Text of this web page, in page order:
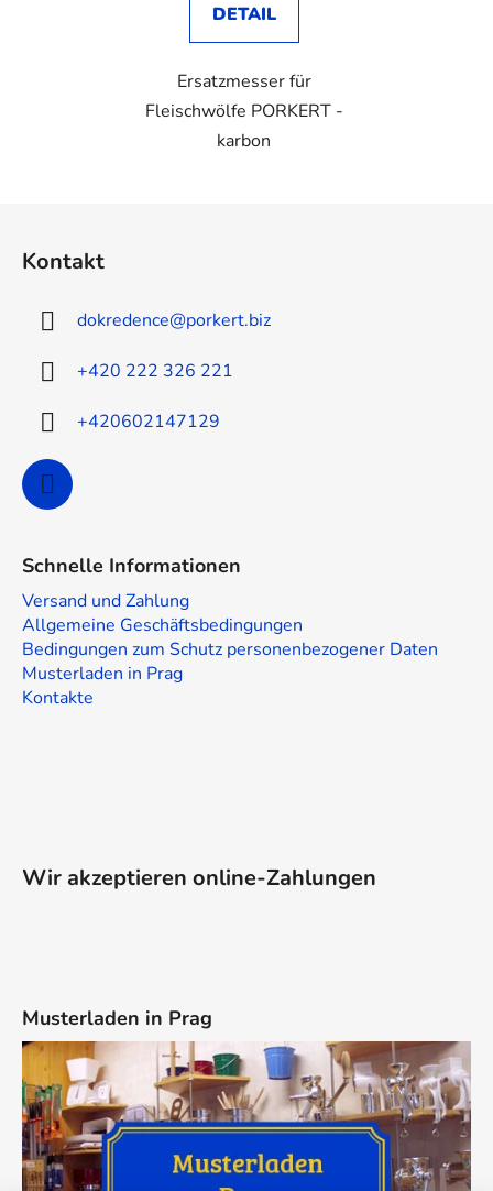
DETAIL
Ersatzmesser für
Fleischwölfe PORKERT -
karbon
Kontakt
dokredence@porkert.biz
+420 222 326 221
+420602147129
Schnelle Informationen
Versand und Zahlung
Allgemeine Geschäftsbedingungen
Bedingungen zum Schutz personenbezogener Daten
Musterladen in Prag
Kontakte
Wir akzeptieren online-Zahlungen
Musterladen in Prag